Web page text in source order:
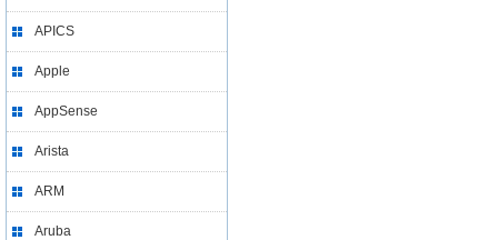
APICS
Apple
AppSense
Arista
ARM
Aruba